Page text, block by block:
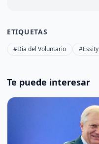
ETIQUETAS
#Día del Voluntario #Essity
Te puede interesar